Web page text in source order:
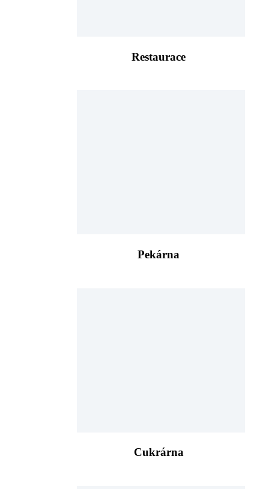
Restaurace
Pekárna
Cukrárna